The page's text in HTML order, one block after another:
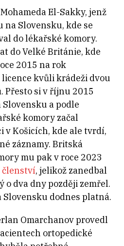
El-Sakky, jenž
Slovensku, kde se
do lékařské komory.
do Velké Británie, kde
2015 na rok
kvůli krádeži dvou
Přesto si v říjnu 2015
a podle
komory začal
v Košicích, kde ale tvrdí,
záznamy. Britská
mu pak v roce 2023
členství, jelikož zanedbal
o dva dny později zemřel.
Slovensku dodnes platná.
Omarchanov provedl
ortopedické